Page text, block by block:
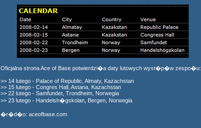
Oficjalna strona Ace of Base potwierdzi�a daty lutowych wyst�p�w zespo�u:
>> 14 lutego - Palace of Republic, Almaty, Kazachstan
>> 15 lutego - Congres Hall, Astana, Kazachstan
>> 22 lutego - Samfundet, Trondheim, Norwegia
>> 23 lutego - Handelsh�gskolan, Bergen, Norwegia
�r�d�o: aceofbase.com